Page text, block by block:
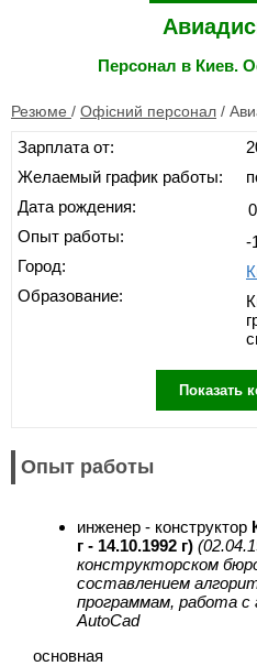
Персонал в Киев.
Резюме / Офісний персонал /
Зарплата от:
Желаемый график работы:
Дата рождения:
Опыт работы:
Город:
Образование:
-
Показать
Опыт работы
инженер - конструктор
г - 14.10.1992 г)
конструкторском
составлением
программам, работа с
AutoCad
основная